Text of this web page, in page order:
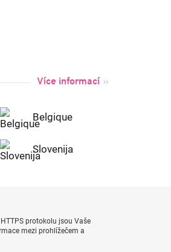
Více informací
Belgique
Slovenija
protokolu jsou Vaše
mezi prohlížečem a